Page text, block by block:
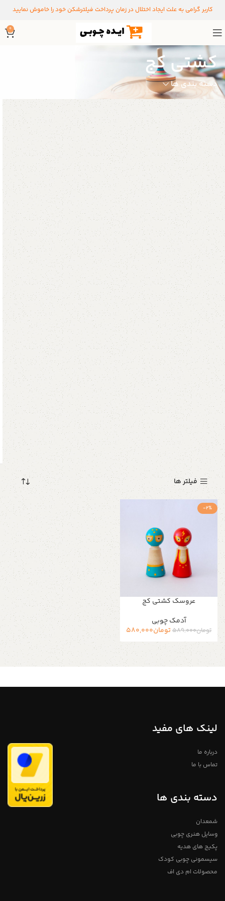
کاربر گرامی به علت ایجاد اختلال در زمان پرداخت فیلترشکن خود را خاموش نمایید
0
کشتی کج
دسته بندی ها
فیلتر ها
-2%
عروسک کشتی کج
آدمک چوبی
تومان589,000تومان580,000
لینک های مفید
درباره ما
تماس با ما
دسته بندی ها
شمعدان
وسایل هنری چوبی
پکیج های هدیه
سیسمونی چوبی کودک
محصولات ام دی اف